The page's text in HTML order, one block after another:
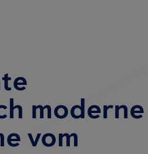
moderne
vom